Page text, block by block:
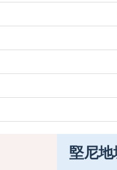
堅尼